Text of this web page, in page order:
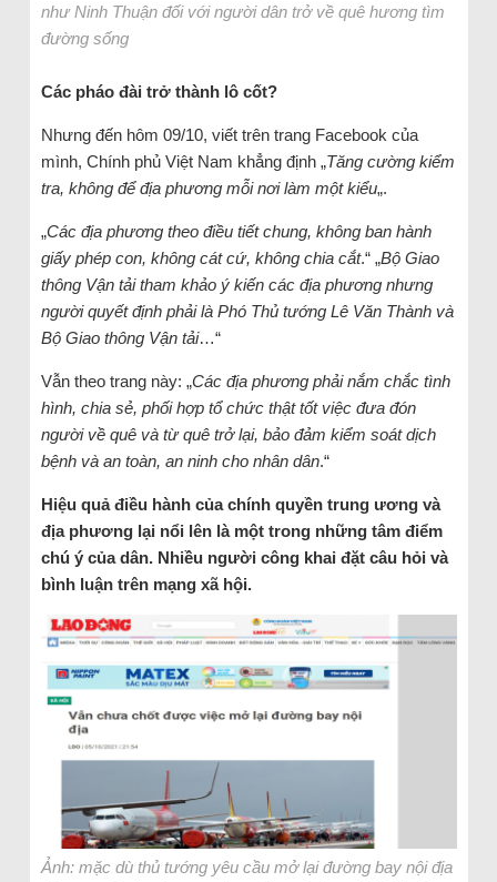
như Ninh Thuận đối với người dân trở về quê hương tìm
đường sống
Các pháo đài trở thành lô cốt?
Nhưng đến hôm 09/10, viết trên trang Facebook của
mình, Chính phủ Việt Nam khẳng định „Tăng cường kiểm
tra, không để địa phương mỗi nơi làm một kiểu„.
„Các địa phương theo điều tiết chung, không ban hành
giấy phép con, không cát cứ, không chia cắt.“ „Bộ Giao
thông Vận tải tham khảo ý kiến các địa phương nhưng
người quyết định phải là Phó Thủ tướng Lê Văn Thành và
Bộ Giao thông Vận tải…“
Vẫn theo trang này: „Các địa phương phải nắm chắc tình
hình, chia sẻ, phối hợp tổ chức thật tốt việc đưa đón
người về quê và từ quê trở lại, bảo đảm kiểm soát dịch
bệnh và an toàn, an ninh cho nhân dân.“
Hiệu quả điều hành của chính quyền trung ương và
địa phương lại nổi lên là một trong những tâm điểm
chú ý của dân. Nhiều người công khai đặt câu hỏi và
bình luận trên mạng xã hội.
Ảnh: mặc dù thủ tướng yêu cầu mở lại đường bay nội địa